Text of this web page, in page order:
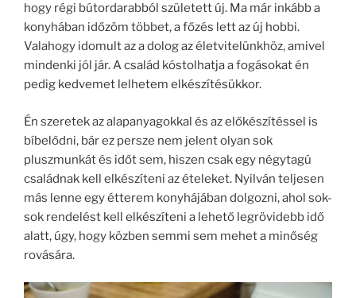
hogy régi bútordarabból született új. Ma már inkább a
konyhában időzöm többet, a főzés lett az új hobbi.
Valahogy idomult az a dolog az életvitelünkhöz, amivel
mindenki jól jár. A család kóstolhatja a fogásokat én
pedig kedvemet lelhetem elkészítésükkor.
Én szeretek az alapanyagokkal és az előkészítéssel is
bíbelődni, bár ez persze nem jelent olyan sok
pluszmunkát és időt sem, hiszen csak egy négytagú
családnak kell elkészíteni az ételeket. Nyilván teljesen
más lenne egy étterem konyhájában dolgozni, ahol sok-
sok rendelést kell elkészíteni a lehető legrövidebb idő
alatt, úgy, hogy közben semmi sem mehet a minőség
rovására.